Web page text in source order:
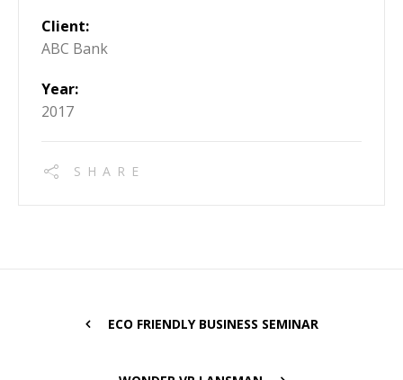
Client:
ABC Bank
Year:
2017
SHARE
ECO FRIENDLY BUSINESS SEMINAR